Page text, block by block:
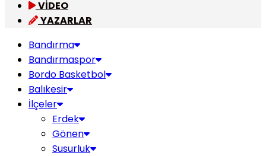
VİDEO
YAZARLAR
Bandırma
Bandırmaspor
Bordo Basketbol
Balıkesir
İlçeler
Erdek
Gönen
Susurluk